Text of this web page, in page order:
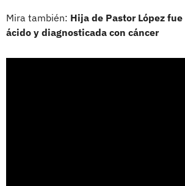
Mira también: Hija de Pastor López
ácido y diagnosticada con cáncer